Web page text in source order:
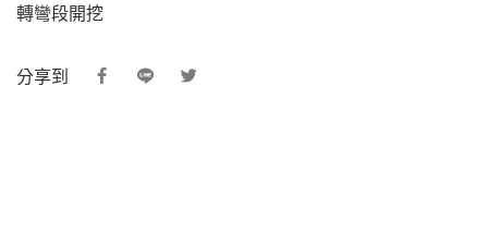
轉彎段開挖
分享到